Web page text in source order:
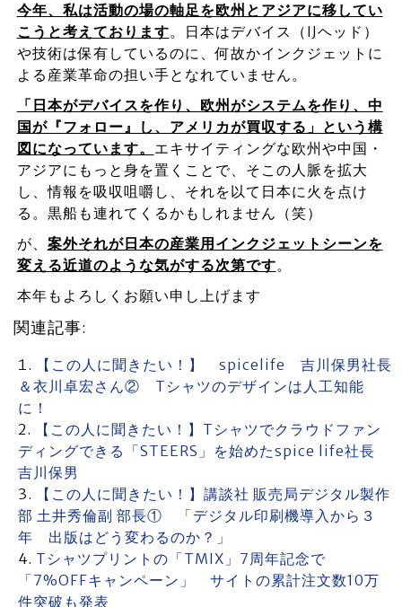
今年、私は活動の場の軸足を欧州とアジアに移してい
こうと考えております。日本はデバイス（IJヘッド）
や技術は保有しているのに、何故かインクジェットに
よる産業革命の担い手となれていません。
「日本がデバイスを作り、欧州がシステムを作り、中
国が『フォロー』し、アメリカが買収する」という構
図になっています。 エキサイティングな欧州や中国・
アジアにもっと身を置くことで、そこの人脈を拡大
し、情報を吸収咀嚼し、それを以て日本に火を点け
る。黒船も連れてくるかもしれません（笑）
が、 案外それが日本の産業用インクジェットシーンを
変える近道のような気がする次第です。
本年もよろしくお願い申し上げます
関連記事:
【この人に聞きたい！】 spicelife 吉川保男社長
＆衣川卓宏さん② Tシャツのデザインは人工知能
に！
【この人に聞きたい！】Tシャツでクラウドファン
ディングできる「STEERS」を始めたspice life社長
吉川保男
【この人に聞きたい！】講談社 販売局デジタル製作
部 土井秀倫副 部長① 「デジタル印刷機導入から３
年 出版はどう変わるのか？」
Tシャツプリントの「TMIX」7周年記念で
「7%OFFキャンペーン」 サイトの累計注文数10万
件突破も発表